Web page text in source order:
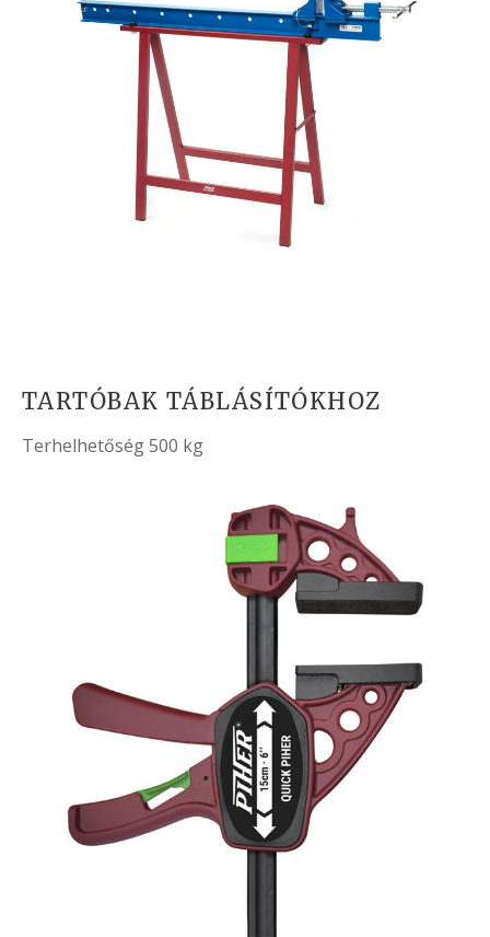
TARTÓBAK TÁBLÁSÍTÓKHOZ
Terhelhetőség 500 kg